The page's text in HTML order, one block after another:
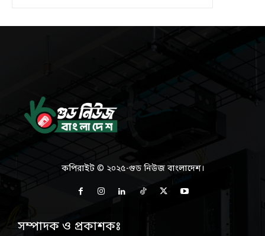
কপিরাইট © ২০২৫-গুড নিউজ বাংলাদেশ।
সম্পাদক ও প্রকাশকঃ